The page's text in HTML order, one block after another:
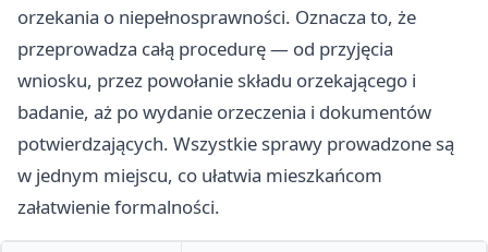
orzekania o niepełnosprawności. Oznacza to, że
przeprowadza całą procedurę — od przyjęcia
wniosku, przez powołanie składu orzekającego i
badanie, aż po wydanie orzeczenia i dokumentów
potwierdzających. Wszystkie sprawy prowadzone są
w jednym miejscu, co ułatwia mieszkańcom
załatwienie formalności.